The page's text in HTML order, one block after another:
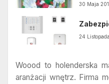
30 Maja
24
Woood to holenderska
aranżacji wnętrz. Firma